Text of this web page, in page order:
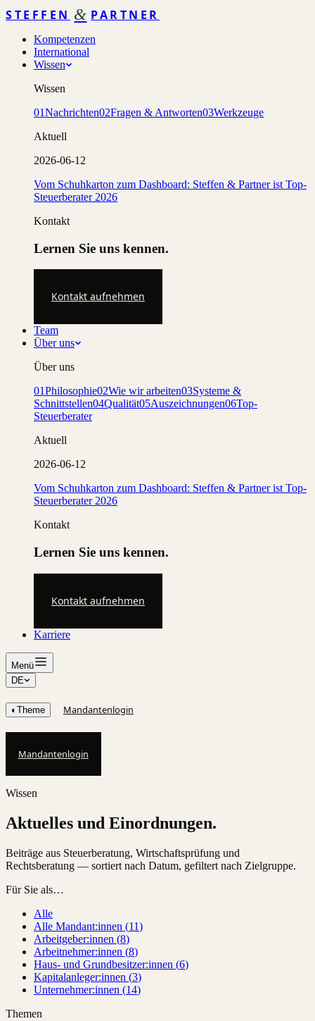
STEFFEN & PARTNER
Kompetenzen
International
Wissen
Wissen
01Nachrichten02Fragen & Antworten03Werkzeuge
Aktuell
2026-06-12
Vom Schuhkarton zum Dashboard: Steffen & Partner ist Top-
Steuerberater 2026
Kontakt
Lernen Sie uns kennen.
Kontakt aufnehmen
Team
Über uns
Über uns
01Philosophie02Wie wir arbeiten03Systeme &
Schnittstellen04Qualität05Auszeichnungen06Top-
Steuerberater
Aktuell
2026-06-12
Vom Schuhkarton zum Dashboard: Steffen & Partner ist Top-
Steuerberater 2026
Kontakt
Lernen Sie uns kennen.
Kontakt aufnehmen
Karriere
Menü
DE
◐ Theme Mandantenlogin
Mandantenlogin
Wissen
Aktuelles und Einordnungen.
Beiträge aus Steuerberatung, Wirtschaftsprüfung und
Rechtsberatung — sortiert nach Datum, gefiltert nach Zielgruppe.
Für Sie als…
Alle
Alle Mandant:innen (11)
Arbeitgeber:innen (8)
Arbeitnehmer:innen (8)
Haus- und Grundbesitzer:innen (6)
Kapitalanleger:innen (3)
Unternehmer:innen (14)
Themen